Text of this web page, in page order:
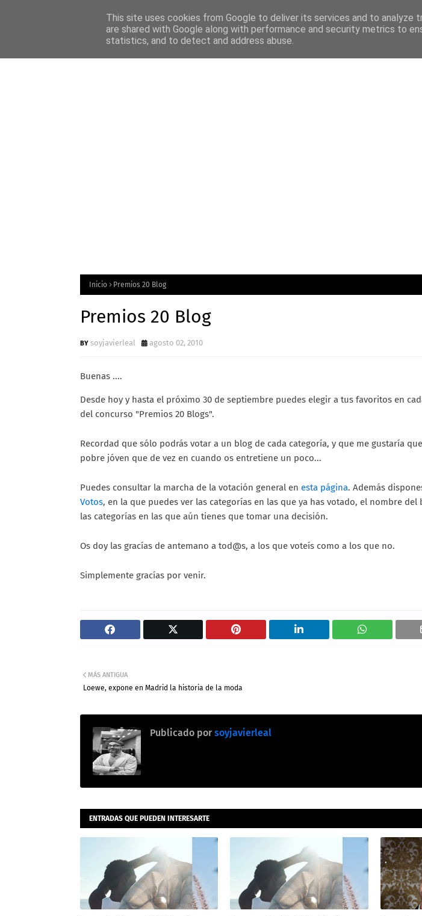
Home Features Menciones Mega Menu
Inicio Premios 20 Blog
Premios 20 Blog
soyjavierleal agosto 02, 2010
Buenas ....
Desde hoy y hasta el próximo 30 de septiembre puedes elegir a tus favoritos en
del concurso "Premios 20 Blogs".
Recordad que sólo podrás votar a un blog de cada categoría, y que me gustaría
pobre jóven que de vez en cuando os entretiene un poco...
Puedes consultar la marcha de la votación general en esta página. Además
Votos, en la que puedes ver las categorías en las que ya has votado, el nombre del
las categorías en las que aún tienes que tomar una decisión.
Os doy las gracías de antemano a tod@s, a los que voteís como a los que no.
Simplemente gracías por venir.
MÁS ANTIGUA
Loewe, expone en Madrid la historia de la moda
Publicado por soyjavierleal
ENTRADAS QUE PUEDEN INTERESARTE
This site uses cookies from Google to deliver its services and to analyze
are shared with Google along with performance and security metrics to
statistics, and to detect and address abuse.